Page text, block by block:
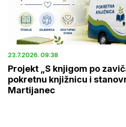
23.7.2026. 09:38
Projekt „S knjigom po
pokretnu knjižnicu i
Martijanec